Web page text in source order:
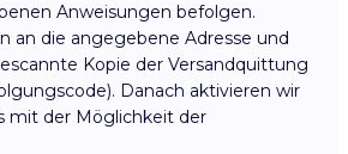
Anweisungen befolgen.
an die angegebene Adresse und
Kopie der Versandquittung
Danach aktivieren wir
mit der Möglichkeit der